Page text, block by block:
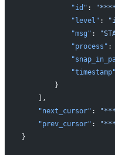
            "id"
:
            "level"
:
            "msg"
:
            "process"
:
            "timestamp"
        }
    ],
    "next_cursor"
:
    "prev_cursor"
:
}